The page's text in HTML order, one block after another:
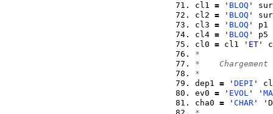
cl1 = ' BLOQ '
cl2 = ' BLOQ '
cl3 = ' BLOQ ' p1
cl4 = ' BLOQ ' p5
cl0 = cl1 ' ET '
*
*    Chargement
*
dep1 = ' DEPI '
ev0 = ' EVOL ' '
cha0 = ' CHAR '